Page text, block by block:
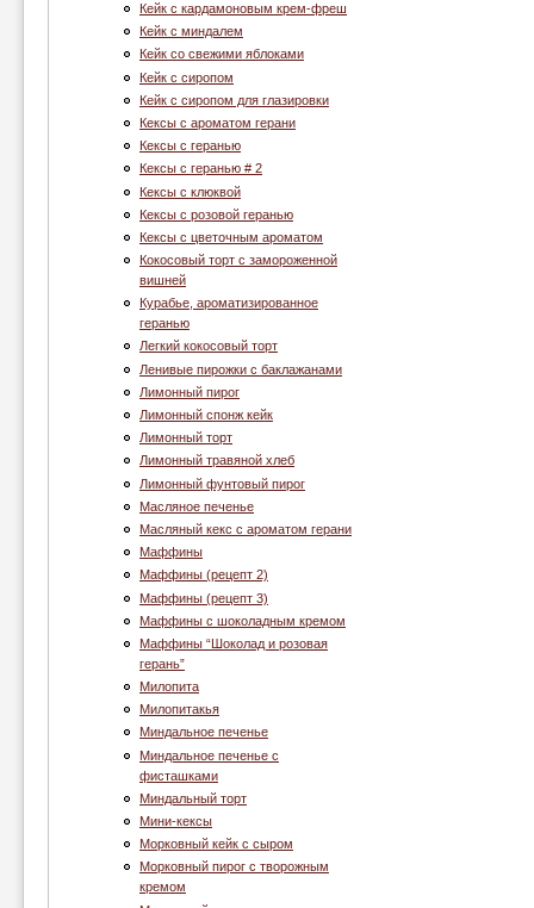
Кейк с кардамоновым крем-фреш
Кейк с миндалем
Кейк со свежими яблоками
Кейк с сиропом
Кейк с сиропом для глазировки
Кексы с ароматом герани
Кексы с геранью
Кексы с геранью # 2
Кексы с клюквой
Кексы с розовой геранью
Кексы с цветочным ароматом
Кокосовый торт с замороженной
вишней
Курабье, ароматизированное
геранью
Легкий кокосовый торт
Ленивые пирожки с баклажанами
Лимонный пирог
Лимонный спонж кейк
Лимонный торт
Лимонный травяной хлеб
Лимонный фунтовый пирог
Масляное печенье
Масляный кекс с ароматом герани
Маффины
Маффины (рецепт 2)
Маффины (рецепт 3)
Маффины с шоколадным кремом
Маффины “Шоколад и розовая
герань”
Милопита
Милопитакья
Миндальное печенье
Миндальное печенье с
фисташками
Миндальный торт
Мини-кексы
Морковный кейк с сыром
Морковный пирог с творожным
кремом